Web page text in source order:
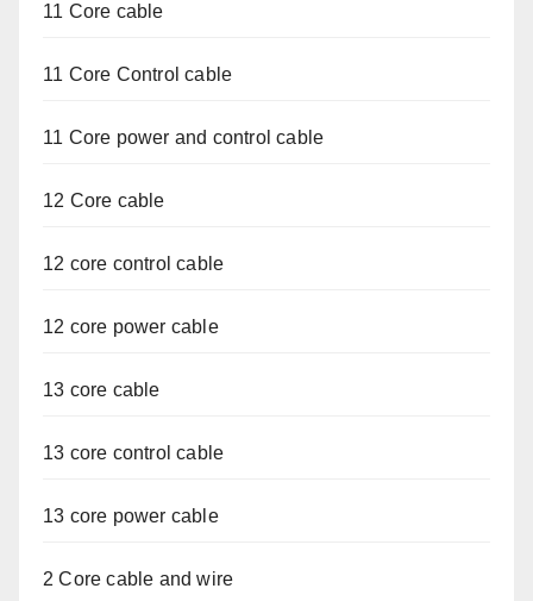
11 Core cable
11 Core Control cable
11 Core power and control cable
12 Core cable
12 core control cable
12 core power cable
13 core cable
13 core control cable
13 core power cable
2 Core cable and wire